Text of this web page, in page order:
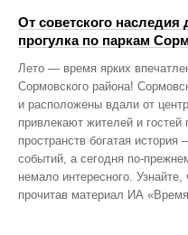
От советского
прогулка по паркам
Лето — время ярких
Сормовского района!
и расположены вдали от
привлекают жителей и
пространств богатая
событий, а сегодня
немало интересного.
прочитав материал ИА